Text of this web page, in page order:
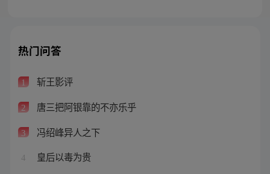
热门问答
1 斩王影评
2 唐三把阿银靠的不亦乐乎
3 冯绍峰异人之下
4 皇后以毒为贵